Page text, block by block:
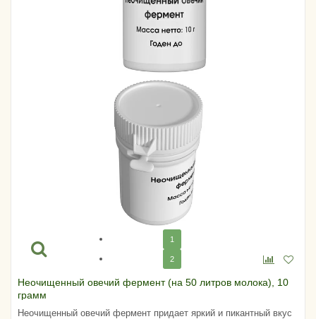
1
2
Неочищенный овечий фермент (на 50 литров молока), 10
грамм
Неочищенный овечий фермент придает яркий и пикантный вкус